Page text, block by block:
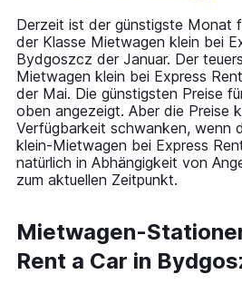
14
categories.
The
chart
has
1
Y
axis
displaying
values.
Range:
to
75.
Derzeit ist der günstigste Monat
der Klasse Mietwagen klein bei
Bydgoszcz der Januar. Der
Mietwagen klein bei Express
der Mai. Die günstigsten Preise
oben angezeigt. Aber die Preise
Verfügbarkeit schwanken, wenn
klein-Mietwagen bei Express
natürlich in Abhängigkeit von
zum aktuellen Zeitpunkt.
Mietwagen-
Rent a Car in